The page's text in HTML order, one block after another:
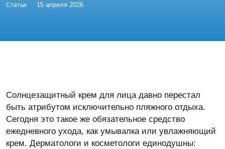
Статьи 15 апреля 2026
Солнцезащитный крем для лица давно перестал
быть атрибутом исключительно пляжного отдыха.
Сегодня это такое же обязательное средство
ежедневного ухода, как умывалка или увлажняющий
крем. Дерматологи и косметологи единодушны: